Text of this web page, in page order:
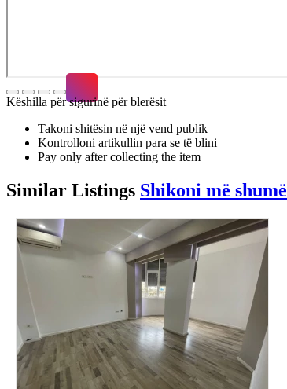
Këshilla për sigurinë për blerësit
Takoni shitësin në një vend publik
Kontrolloni artikullin para se të blini
Pay only after collecting the item
Similar Listings Shikoni më shumë